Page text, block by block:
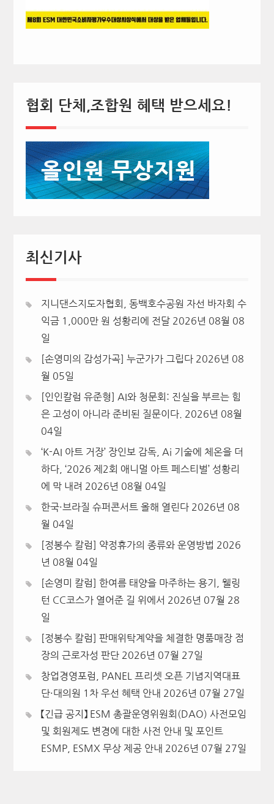
협회 단체,조합원 혜택 받으세요!
최신기사
지니댄스지도자협회, 동백호수공원 자선 바자회 수
익금 1,000만 원 성황리에 전달 2026년 08월 08
일
[손영미의 감성가곡] 누군가가 그립다 2026년 08
월 05일
[인인칼럼 유준형] AI와 청문회: 진실을 부르는 힘
은 고성이 아니라 준비된 질문이다.
2026년 08월
04일
‘K-AI 아트 거장’ 장인보 감독, Ai 기술에 체온을 더
하다, ‘2026 제2회 애니멀 아트 페스티벌’ 성황리
에 막 내려 2026년 08월 04일
한국·브라질 슈퍼콘서트 올해 열린다 2026년 08
월 04일
[정봉수 칼럼] 약정휴가의 종류와 운영방법 2026
년 08월 04일
[손영미 칼럼] 한여름 태양을 마주하는 용기, 웰링
턴 CC코스가 열어준 길 위에서 2026년 07월 28
일
[정봉수 칼럼] 판매위탁계약을 체결한 명품매장 점
장의 근로자성 판단 2026년 07월 27일
창업경영포럼, PANEL 프리셋 오픈 기념지역대표
단·대의원 1차 우선 혜택 안내 2026년 07월 27일
【긴급 공지】 ESM 총괄운영위원회(DAO) 사전모임
및 회원제도 변경에 대한 사전 안내 및 포인트
ESMP, ESMX 무상 제공 안내 2026년 07월 27일